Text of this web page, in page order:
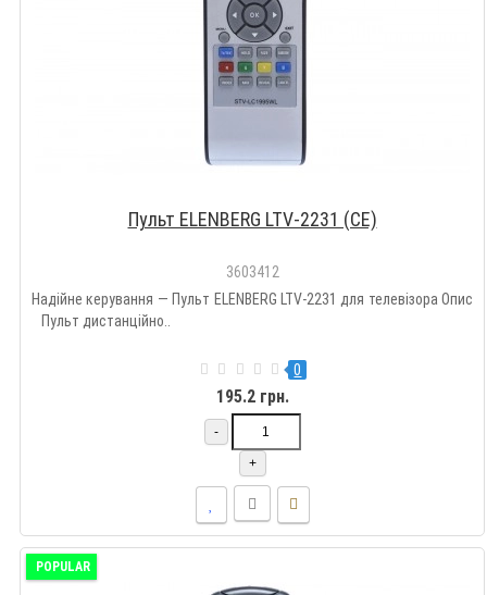
Пульт ELENBERG LTV-2231 (CE)
3603412
Надійне керування — Пульт ELENBERG LTV-2231 для телевізора Опис
Пульт дистанційно..
0
195.2 грн.
-
+
POPULAR